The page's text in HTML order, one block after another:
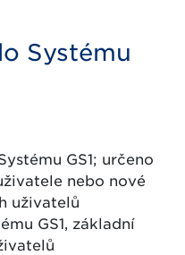
Systému
GS1; určeno
nebo nové
uživatelů
GS1, základní